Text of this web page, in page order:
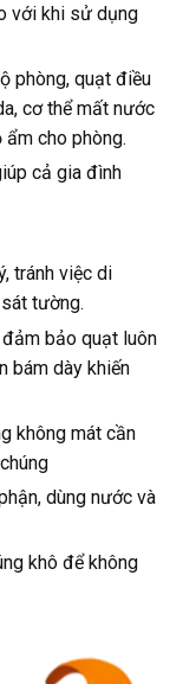
với khi sử dụng
phòng, quạt điều
cơ thể mất nước
cho phòng.
cả gia đình
tránh việc di
tường.
bảo quạt luôn
bám dày khiến
không mát cần
dùng nước và
khô để không